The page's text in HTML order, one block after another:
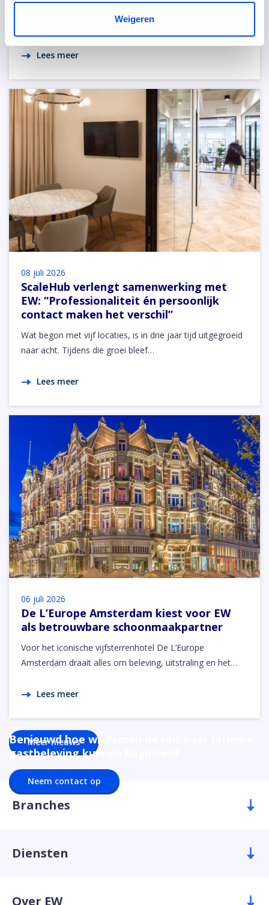
Weigeren
Monteiro eerst om zich heen. Ze dacht even…
Lees meer
08 juli 2026
ScaleHub verlengt samenwerking met
EW: “Professionaliteit én persoonlijk
contact maken het verschil”
Wat begon met vijf locaties, is in drie jaar tijd uitgegroeid
naar acht. Tijdens die groei bleef…
Lees meer
06 juli 2026
De L’Europe Amsterdam kiest voor EW
als betrouwbare schoonmaakpartner
Voor het iconische vijfsterrenhotel De L’Europe
Amsterdam draait alles om beleving, uitstraling en het…
Lees meer
Meer nieuws
Benieuwd hoe wij samen de reis naar ultieme
gastbeleving kunnen beginnen?
Neem contact op
Branches
Diensten
Over EW